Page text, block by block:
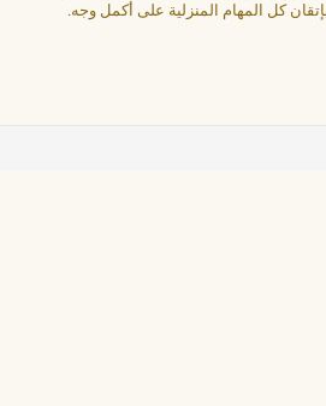
كل المهام المنزلية على أكمل وجه.